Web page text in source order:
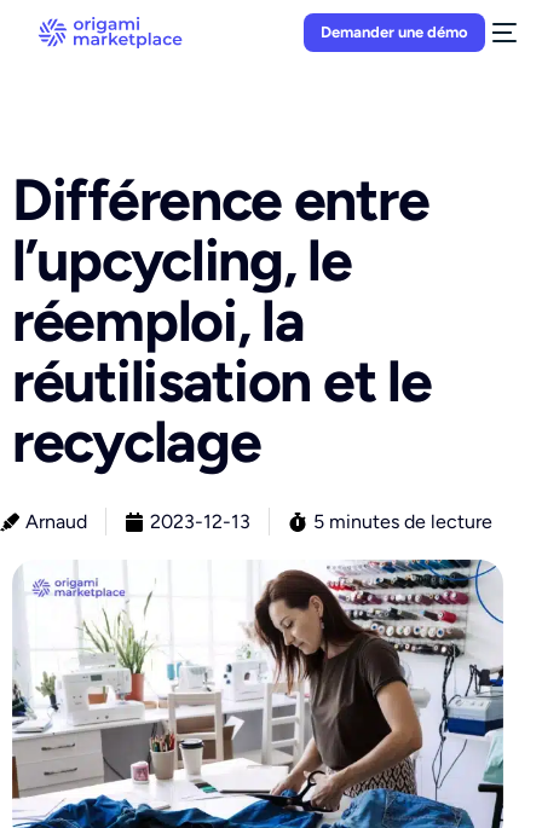
Demander une démo
Différence entre
l’upcycling, le
réemploi, la
réutilisation et le
recyclage
Arnaud 2023-12-13 5 minutes de lecture